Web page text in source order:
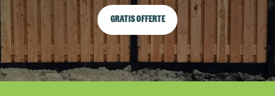
Gratis offerte